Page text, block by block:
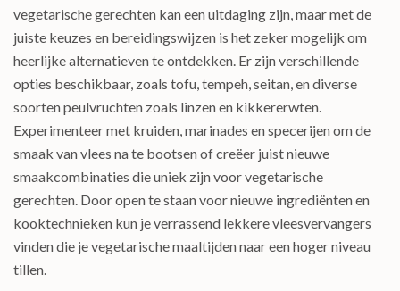
vegetarische gerechten kan een uitdaging zijn, maar met de
juiste keuzes en bereidingswijzen is het zeker mogelijk om
heerlijke alternatieven te ontdekken. Er zijn verschillende
opties beschikbaar, zoals tofu, tempeh, seitan, en diverse
soorten peulvruchten zoals linzen en kikkererwten.
Experimenteer met kruiden, marinades en specerijen om de
smaak van vlees na te bootsen of creëer juist nieuwe
smaakcombinaties die uniek zijn voor vegetarische
gerechten. Door open te staan voor nieuwe ingrediënten en
kooktechnieken kun je verrassend lekkere vleesvervangers
vinden die je vegetarische maaltijden naar een hoger niveau
tillen.